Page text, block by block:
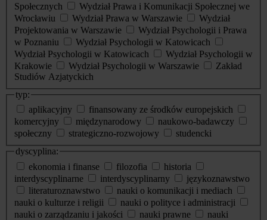
Społecznych
Wydział Prawa i Komunikacji Społecznej we
Wrocławiu
Wydział Prawa w Warszawie
Wydział
Projektowania w Warszawie
Wydział Psychologii i Prawa
w Poznaniu
Wydział Psychologii w Katowicach
Wydział Psychologii w Katowicach
Wydział Psychologii w
Krakowie
Wydział Psychologii w Warszawie
Zakład
Studiów Azjatyckich
typ:
aplikacyjny
finansowany ze środków europejskich
komercyjny
międzynarodowy
naukowo-badawczy
społeczny
strategiczno-rozwojowy
studencki
dyscyplina:
ekonomia i finanse
filozofia
historia
interdyscyplinarne
interdyscyplinarny
językoznawstwo
literaturoznawstwo
nauki o komunikacji i mediach
nauki o kulturze i religii
nauki o polityce i administracji
nauki o zarządzaniu i jakości
nauki prawne
nauki